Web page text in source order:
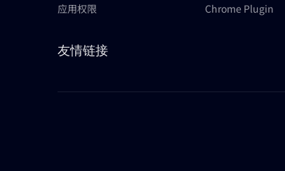
应用权限
Chrome Plugin
友情链接